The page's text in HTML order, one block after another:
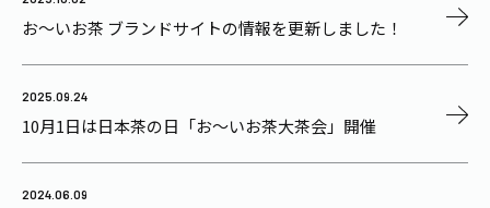
お～いお茶 ブランドサイトの情報を更新しました！
2025.09.24
10月1日は日本茶の日「お～いお茶大茶会」開催
2024.06.09